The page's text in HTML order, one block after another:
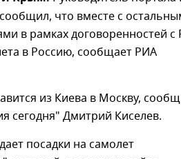
что вместе с
в рамках договоренностей с
в Россию, сообщает РИА
из Киева в Москву,
сегодня" Дмитрий Киселев.
посадки на самолет